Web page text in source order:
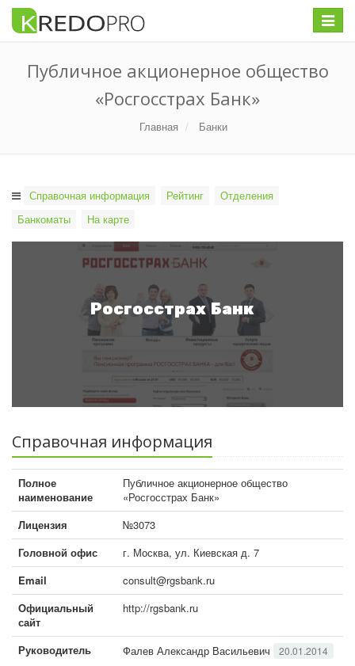
Меню
Публичное акционерное общество
«Росгосстрах Банк»
Главная Банки
Справочная информация Рейтинг
Отделения
Банкоматы
На карте
Росгосстрах Банк
Справочная информация
Полное
наименование
Публичное акционерное общество
«Росгосстрах Банк»
Лицензия
№3073
Головной офис
г. Москва, ул. Киевская д. 7
Email
consult@rgsbank.ru
Официальный
сайт
http://rgsbank.ru
Руководитель Фалев Александр Васильевич 20.01.2014